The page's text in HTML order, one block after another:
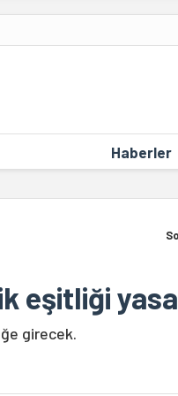
Haberler
eşitliği
girecek.